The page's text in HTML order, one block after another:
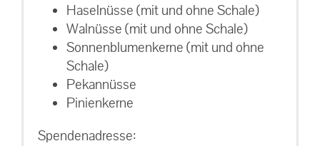
Haselnüsse (mit und ohne Schale)
Walnüsse (mit und ohne Schale)
Sonnenblumenkerne (mit und ohne
Schale)
Pekannüsse
Pinienkerne
Spendenadresse: